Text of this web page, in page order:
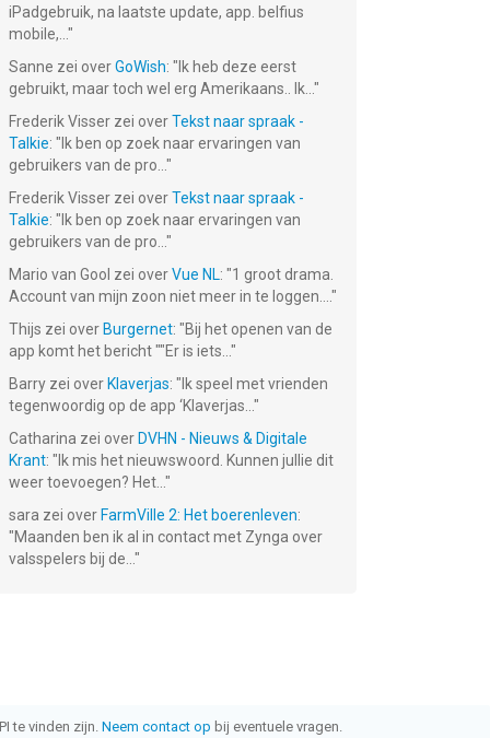
iPadgebruik, na laatste update, app. belfius
mobile,... "
Sanne zei overGoWish: " Ik heb deze eerst
gebruikt, maar toch wel erg Amerikaans.. Ik... "
Frederik Visser zei overTekst naar spraak -
Talkie: " Ik ben op zoek naar ervaringen van
gebruikers van de pro... "
Frederik Visser zei overTekst naar spraak -
Talkie: " Ik ben op zoek naar ervaringen van
gebruikers van de pro... "
Mario van Gool zei overVue NL: "1 groot drama.
Account van mijn zoon niet meer in te loggen.... "
Thijs zei over Burgernet: "Bij het openen van de
app komt het bericht ""Er is iets... "
Barry zei over Klaverjas: " Ik speel met vrienden
tegenwoordig op de app ‘Klaverjas... "
Catharina zei over DVHN - Nieuws & Digitale
Krant: " Ik mis het nieuwswoord. Kunnen jullie dit
weer toevoegen? Het... "
sara zei over FarmVille 2: Het boerenleven:
"Maanden ben ik al in contact met Zynga over
valsspelers bij de... "
te vinden zijn. Neem contact op bij eventuele vragen.